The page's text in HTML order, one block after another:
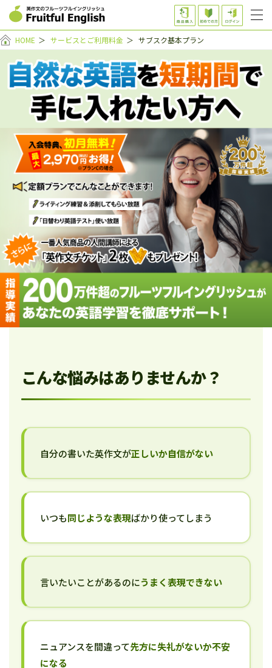
HOME ＞ サービスとご利用料金 ＞ サブスク基本プラン
こんな悩みはありませんか？
自分の書いた英作文が正しいか自信がない
いつも同じような表現ばかり使ってしまう
言いたいことがあるのにうまく表現できない
ニュアンスを間違って先方に失礼がないか不安
になる